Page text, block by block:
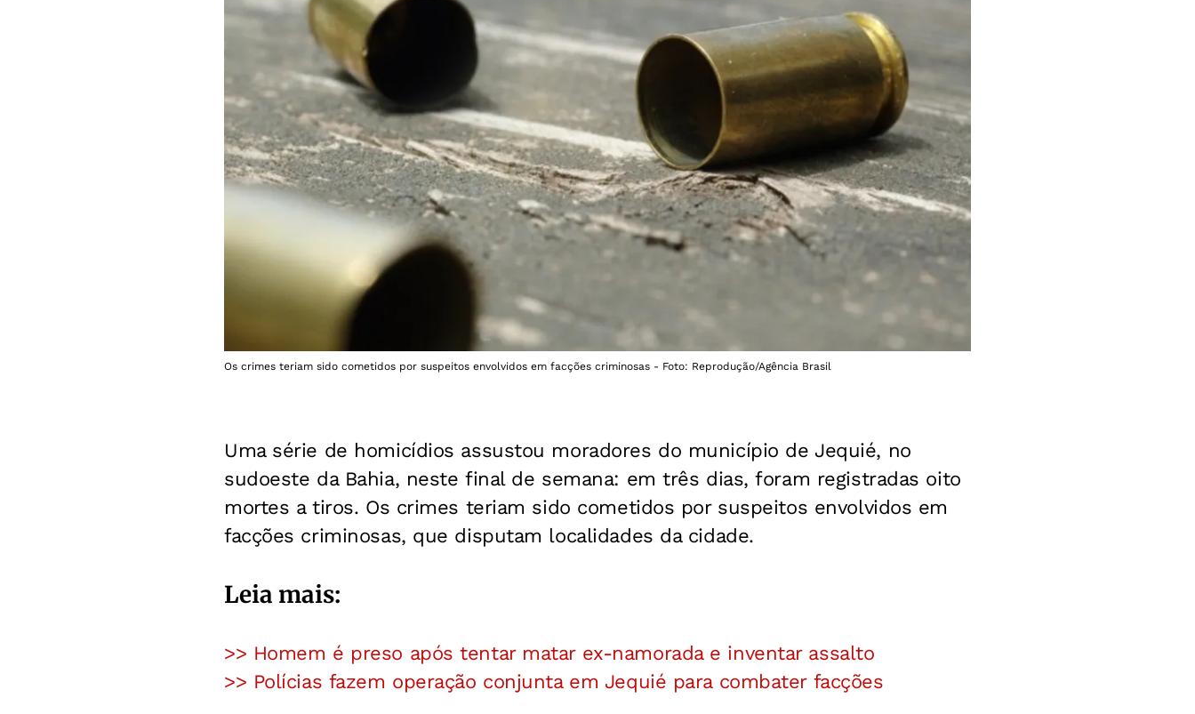
Os crimes teriam sido cometidos por suspeitos envolvidos em facções criminosas - Foto: Reprodução/Agência Brasil
Uma série de homicídios assustou moradores do município de Jequié, no
sudoeste da Bahia, neste final de semana: em três dias, foram registradas oito
mortes a tiros. Os crimes teriam sido cometidos por suspeitos envolvidos em
facções criminosas, que disputam localidades da cidade.
Leia mais:
>> Homem é preso após tentar matar ex-namorada e inventar assalto
>> Polícias fazem operação conjunta em Jequié para combater facções